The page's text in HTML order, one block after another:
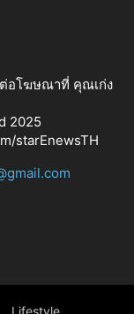
อโฆษณาที่ คุณเก่ง
2025
starEnewsTH
Lifestyle